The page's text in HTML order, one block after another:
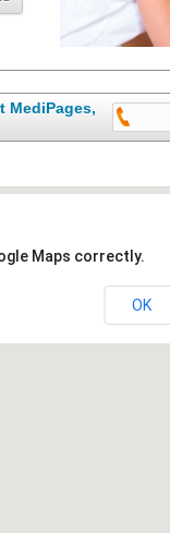
MediPages,
Maps correctly.
OK